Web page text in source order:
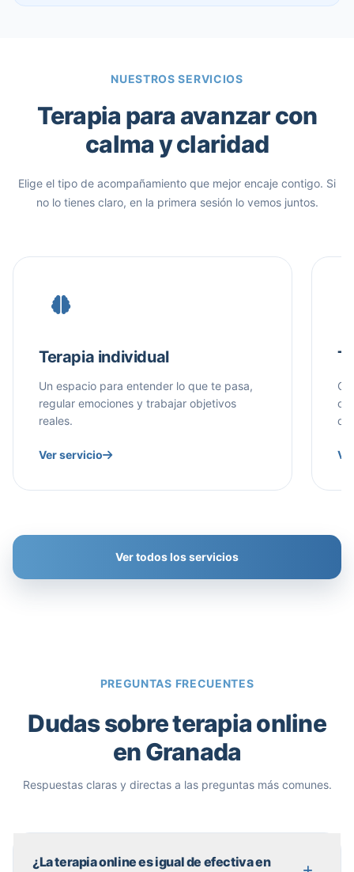
NUESTROS SERVICIOS
Terapia para avanzar con
calma y claridad
Elige el tipo de acompañamiento que mejor encaje contigo. Si
no lo tienes claro, en la primera sesión lo vemos juntos.
Terapia individual
Un espacio para entender lo que te pasa,
regular emociones y trabajar objetivos
reales.
Ver servicio
Ver todos los servicios
PREGUNTAS FRECUENTES
Dudas sobre terapia online
en Granada
Respuestas claras y directas a las preguntas más comunes.
¿La terapia online es igual de efectiva en